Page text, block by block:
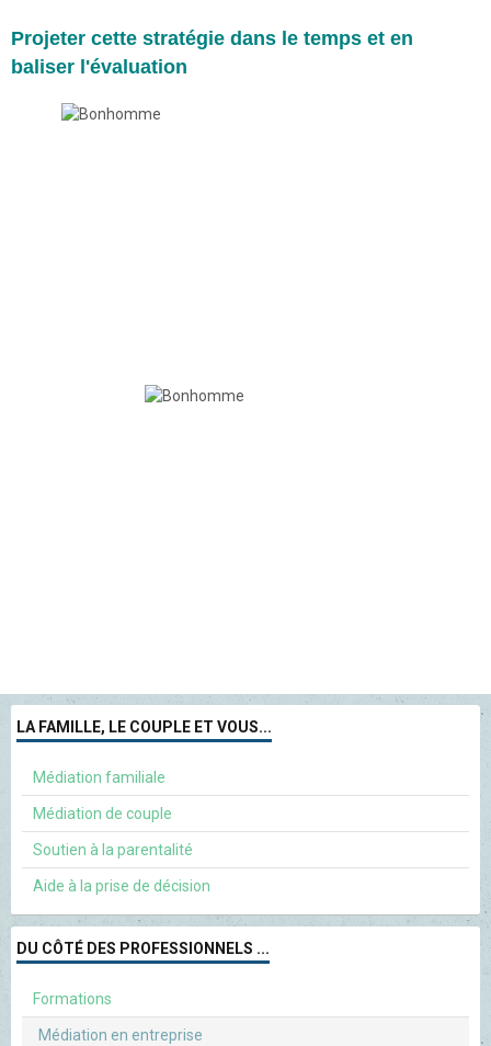
Projeter cette stratégie dans le temps et en
baliser l'évaluation
LA FAMILLE, LE COUPLE ET VOUS...
Médiation familiale
Médiation de couple
Soutien à la parentalité
Aide à la prise de décision
DU CÔTÉ DES PROFESSIONNELS ...
Formations
Médiation en entreprise